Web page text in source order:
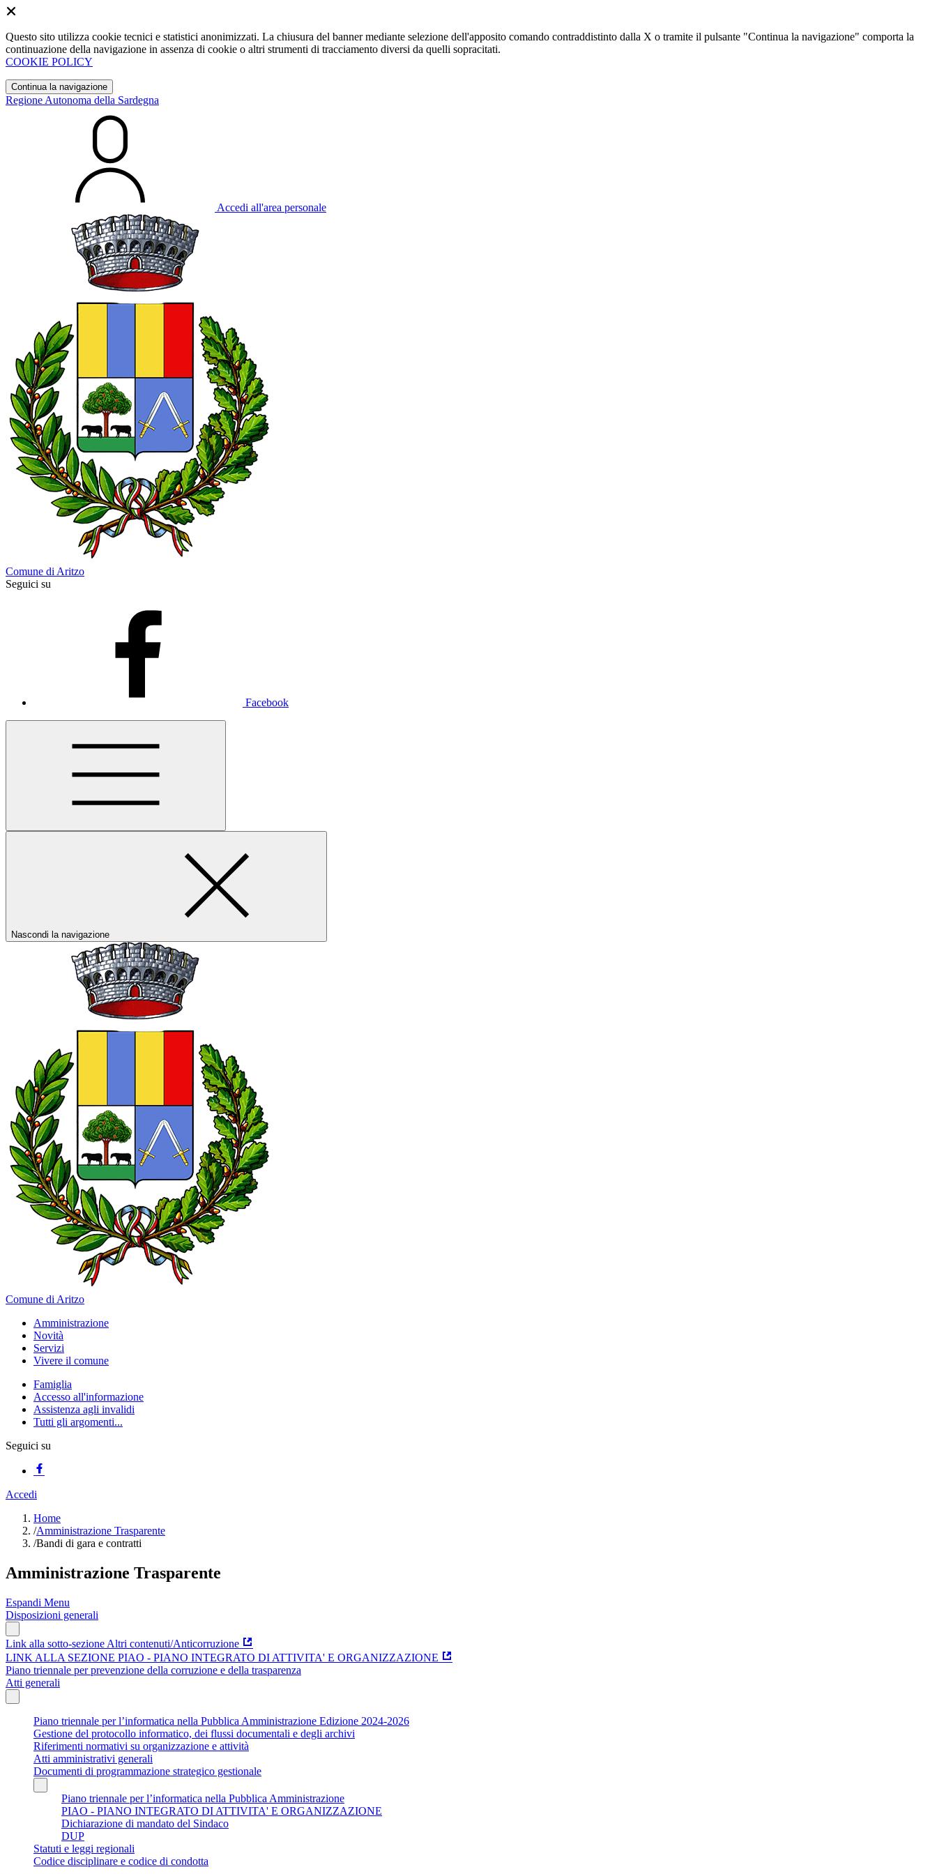
Questo sito utilizza cookie tecnici e statistici anonimizzati. La chiusura del banner mediante selezione dell'apposito comando contraddistinto dalla X o tramite il pulsante "Continua la navigazione" comporta la
continuazione della navigazione in assenza di cookie o altri strumenti di tracciamento diversi da quelli sopracitati.
COOKIE POLICY
Continua la navigazione
Regione Autonoma della Sardegna
Accedi all'area personale
Comune di Aritzo
Seguici su
Facebook
Nascondi la navigazione
Comune di Aritzo
Amministrazione
Novità
Servizi
Vivere il comune
Famiglia
Accesso all'informazione
Assistenza agli invalidi
Tutti gli argomenti...
Seguici su
Accedi
Home
/Amministrazione Trasparente
/Bandi di gara e contratti
Amministrazione Trasparente
Espandi Menu
Disposizioni generali
Link alla sotto-sezione Altri contenuti/Anticorruzione
LINK ALLA SEZIONE PIAO - PIANO INTEGRATO DI ATTIVITA' E ORGANIZZAZIONE
Piano triennale per prevenzione della corruzione e della trasparenza
Atti generali
Piano triennale per l’informatica nella Pubblica Amministrazione Edizione 2024-2026
Gestione del protocollo informatico, dei flussi documentali e degli archivi
Riferimenti normativi su organizzazione e attività
Atti amministrativi generali
Documenti di programmazione strategico gestionale
Piano triennale per l’informatica nella Pubblica Amministrazione
PIAO - PIANO INTEGRATO DI ATTIVITA' E ORGANIZZAZIONE
Dichiarazione di mandato del Sindaco
DUP
Statuti e leggi regionali
Codice disciplinare e codice di condotta